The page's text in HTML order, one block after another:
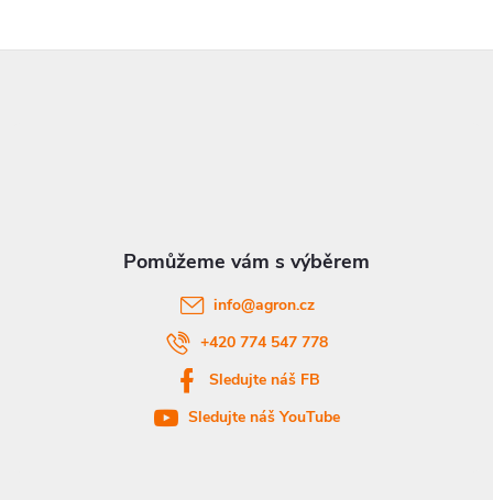
ý
info@agron.cz
+420 774 547 778
Sledujte náš FB
Sledujte náš YouTube